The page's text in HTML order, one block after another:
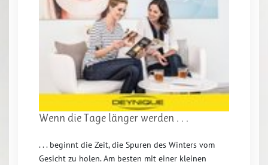
Wenn die Tage länger werden . . .
. . . beginnt die Zeit, die Spuren des Winters vom
Gesicht zu holen. Am besten mit einer kleinen